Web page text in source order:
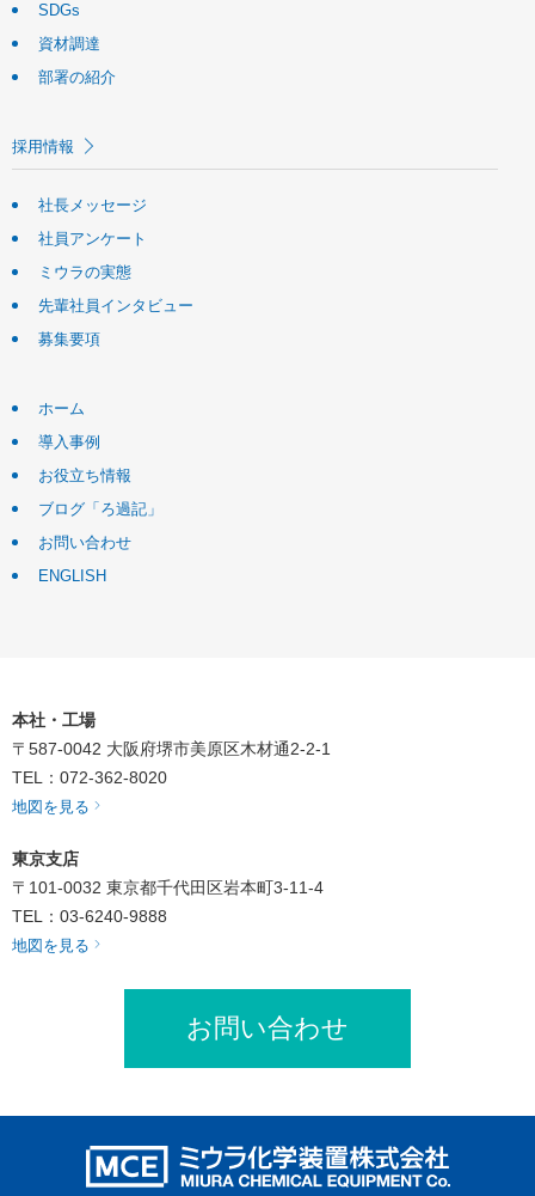
SDGs
資材調達
部署の紹介
採用情報
社長メッセージ
社員アンケート
ミウラの実態
先輩社員インタビュー
募集要項
ホーム
導入事例
お役立ち情報
ブログ「ろ過記」
お問い合わせ
ENGLISH
本社・工場
〒587-0042 大阪府堺市美原区木材通2-2-1
TEL：072-362-8020
地図を見る
東京支店
〒101-0032 東京都千代田区岩本町3-11-4
TEL：03-6240-9888
地図を見る
お問い合わせ